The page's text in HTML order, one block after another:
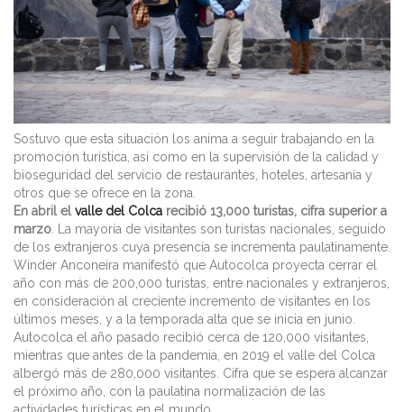
Sostuvo que esta situación los anima a seguir trabajando en la
promoción turística, así como en la supervisión de la calidad y
bioseguridad del servicio de restaurantes, hoteles, artesanía y
otros que se ofrece en la zona.
En abril elvalle del Colca recibió 13,000 turistas, cifra superior a
marzo. La mayoría de visitantes son turistas nacionales, seguido
de los extranjeros cuya presencia se incrementa paulatinamente.
Winder Anconeira manifestó que Autocolca proyecta cerrar el
año con más de 200,000 turistas, entre nacionales y extranjeros,
en consideración al creciente incremento de visitantes en los
últimos meses, y a la temporada alta que se inicia en junio.
Autocolca el año pasado recibió cerca de 120,000 visitantes,
mientras que antes de la pandemia, en 2019 el valle del Colca
albergó más de 280,000 visitantes. Cifra que se espera alcanzar
el próximo año, con la paulatina normalización de las